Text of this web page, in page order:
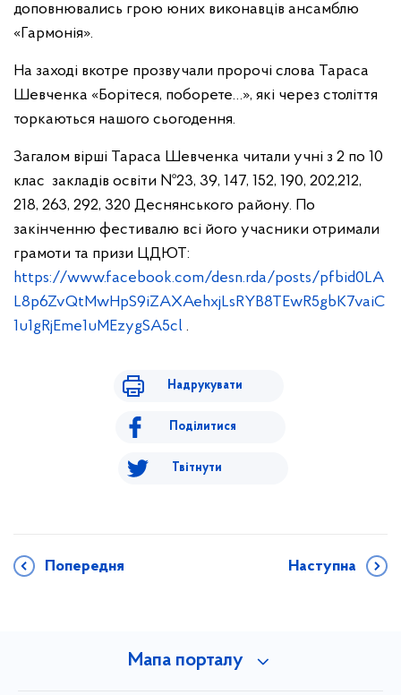
доповнювались грою юних виконавців ансамблю
«Гармонія».
На заході вкотре прозвучали пророчі слова Тараса
Шевченка «Борітеся, поборете…», які через століття
торкаються нашого сьогодення.
Загалом вірші Тараса Шевченка читали учні з 2 по 10
клас закладів освіти №23, 39, 147, 152, 190, 202,212,
218, 263, 292, 320 Деснянського району. По
закінченню фестивалю всі його учасники отримали
грамоти та призи ЦДЮТ:
https://www.facebook.com/desn.rda/posts/pfbid0LA
L8p6ZvQtMwHpS9iZAXAehxjLsRYB8TEwR5gbK7vaiC
1u1gRjEme1uMEzygSA5cl .
Надрукувати
Поділитися
Твітнути
Попередня Наступна
Мапа порталу